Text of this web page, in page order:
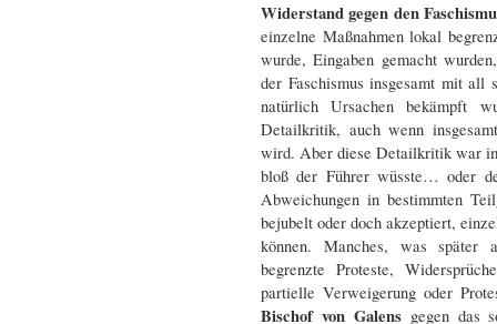
Widerstand gegen den
einzelne Maßnahmen lokal
wurde, Eingaben gemacht
der Faschismus insgesamt mit all
natürlich Ursachen bekämpft
Detailkritik, auch wenn
wird. Aber diese Detailkritik war
bloß der Führer wüsste… oder
Abweichungen in bestimmten
bejubelt oder doch akzeptiert,
können. Manches, was später
begrenzte Proteste,
partielle Verweigerung oder
Bischof von Galens gegen das